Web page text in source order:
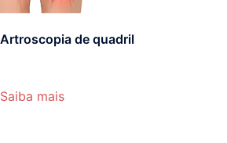
Artroscopia de quadril
Saiba mais